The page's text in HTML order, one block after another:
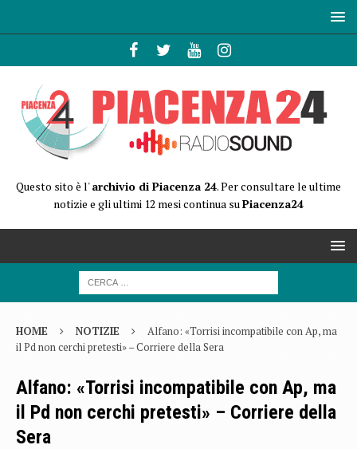
Questo sito è l'archivio di Piacenza 24. Per consultare le ultime
notizie e gli ultimi 12 mesi continua suPiacenza24
HOME NOTIZIE
Alfano: «Torrisi incompatibile con Ap, ma
il Pd non cerchi pretesti» – Corriere della Sera
Alfano: «Torrisi incompatibile con Ap, ma
il Pd non cerchi pretesti» – Corriere della
Sera